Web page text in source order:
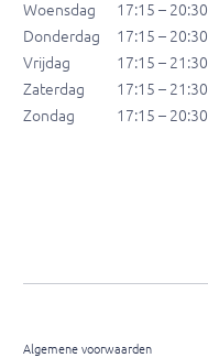
Woensdag
17:15 – 20:30
Donderdag
17:15 – 20:30
Vrijdag
17:15 – 21:30
Zaterdag
17:15 – 21:30
Zondag
17:15 – 20:30
Algemene voorwaarden